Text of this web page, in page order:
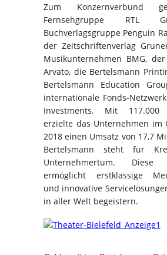
Zum Konzernverbund
Fernsehgruppe RTL
Buchverlagsgruppe Penguin
der Zeitschriftenverlag
Musikunternehmen BMG,
Arvato, die Bertelsmann
Bertelsmann Education
internationale Fonds-
Investments. Mit 117.000
erzielte das Unternehmen im
2018 einen Umsatz von 17,7
Bertelsmann steht für
Unternehmertum. Diese
ermöglicht erstklassige
und innovative
in aller Welt begeistern.